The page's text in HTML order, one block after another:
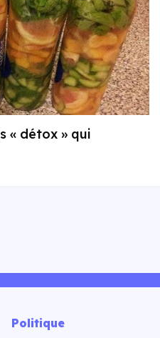
« détox » qui
Politique